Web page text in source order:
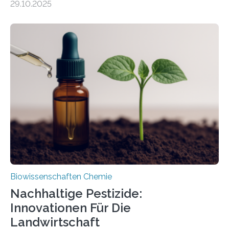
Forschende die bisher älteste bekannte Stechmücken-
Region Kachin in Myanmar und hat sich in
ausgezeichnetem Zustand erhalten. Es konnte als neue
Art einer neuen Gattung beschrieben werden und trägt
nun den Namen Cretosabethes primaevus. Dieser erste
fossile Nachweis einer Stechmückenlarve in Bernstein
stellt gleichzeitig den ersten Fossilfund einer
Mückenlarve aus dem Mesozoikum dar, denn…
29.10.2025
Biowissenschaften Chemie
Nachhaltige Pestizide:
Innovationen Für Die
Landwirtschaft